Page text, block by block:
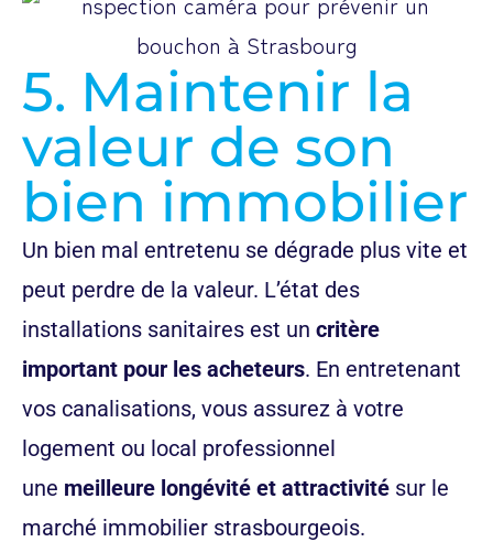
5. Maintenir la
valeur de son
bien immobilier
Un bien mal entretenu se dégrade plus vite et
peut perdre de la valeur. L’état des
installations sanitaires est un critère
important pour les acheteurs. En entretenant
vos canalisations, vous assurez à votre
logement ou local professionnel
une meilleure longévité et attractivité sur le
marché immobilier strasbourgeois.